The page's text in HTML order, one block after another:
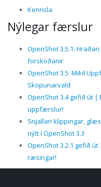
Kennsla
Nýlegar færslur
OpenShot 3.5.1:
forskoðanir
OpenShot 3.5: Mikil
Sköpunarvald
OpenShot 3.4 gefið út
uppfærslur!
Snjallari klippingar,
nýtt í OpenShot 3.3
OpenShot 3.2.1 gefið
ræsingar!